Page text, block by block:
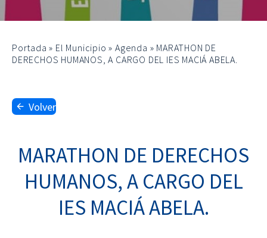
Portada » El Municipio »Agenda » MARATHON DE
DERECHOS HUMANOS, A CARGO DEL IES MACIÁ ABELA.
Volver
MARATHON DE DERECHOS
HUMANOS, A CARGO DEL
IES MACIÁ ABELA.